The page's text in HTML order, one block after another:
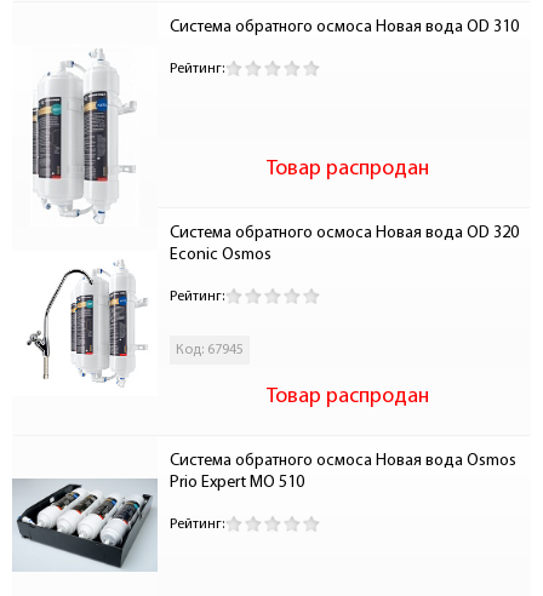
Система обратного осмоса Новая вода OD 310
Рейтинг:
Товар распродан
Система обратного осмоса Новая вода OD 320
Econic Osmos
Рейтинг:
Код: 67945
Товар распродан
Система обратного осмоса Новая вода Osmos
Prio Expert МО 510
Рейтинг: